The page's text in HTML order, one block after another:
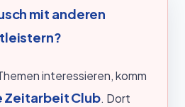
mit anderen
interessieren, komm
Zeitarbeit Club. Dort